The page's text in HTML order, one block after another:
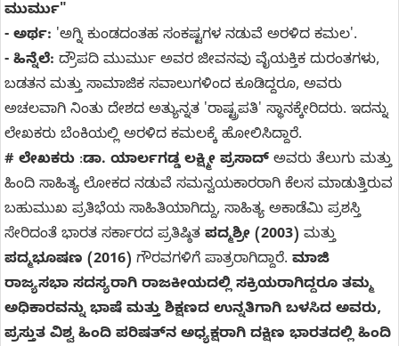
ಮುರ್ಮು"
- ಅರ್ಥ: 'ಅಗ್ನಿ ಕುಂಡದಂತಹ ಸಂಕಷ್ಟಗಳ ನಡುವೆ ಅರಳಿದ ಕಮಲ'.
- ಹಿನ್ನೆಲೆ: ದ್ರೌಪದಿ ಮುರ್ಮು ಅವರ ಜೀವನವು ವೈಯಕ್ತಿಕ ದುರಂತಗಳು,
ಬಡತನ ಮತ್ತು ಸಾಮಾಜಿಕ ಸವಾಲುಗಳಿಂದ ಕೂಡಿದ್ದರೂ, ಅವರು
ಅಚಲವಾಗಿ ನಿಂತು ದೇಶದ ಅತ್ಯುನ್ನತ 'ರಾಷ್ಟ್ರಪತಿ' ಸ್ಥಾನಕ್ಕೇರಿದರು. ಇದನ್ನು
ಲೇಖಕರು ಬೆಂಕಿಯಲ್ಲಿ ಅರಳಿದ ಕಮಲಕ್ಕೆ ಹೋಲಿಸಿದ್ದಾರೆ.
# ಲೇಖಕರು :ಡಾ. ಯಾರ್ಲಗಡ್ಡ ಲಕ್ಷ್ಮೀ ಪ್ರಸಾದ್ ಅವರು ತೆಲುಗು ಮತ್ತು
ಹಿಂದಿ ಸಾಹಿತ್ಯ ಲೋಕದ ನಡುವೆ ಸಮನ್ವಯಕಾರರಾಗಿ ಕೆಲಸ ಮಾಡುತ್ತಿರುವ
ಬಹುಮುಖ ಪ್ರತಿಭೆಯ ಸಾಹಿತಿಯಾಗಿದ್ದು, ಸಾಹಿತ್ಯ ಅಕಾಡೆಮಿ ಪ್ರಶಸ್ತಿ
ಸೇರಿದಂತೆ ಭಾರತ ಸರ್ಕಾರದ ಪ್ರತಿಷ್ಠಿತ ಪದ್ಮಶ್ರೀ (2003) ಮತ್ತು
ಪದ್ಮಭೂಷಣ (2016) ಗೌರವಗಳಿಗೆ ಪಾತ್ರರಾಗಿದ್ದಾರೆ. ಮಾಜಿ
ರಾಜ್ಯಸಭಾ ಸದಸ್ಯರಾಗಿ ರಾಜಕೀಯದಲ್ಲಿ ಸಕ್ರಿಯರಾಗಿದ್ದರೂ ತಮ್ಮ
ಅಧಿಕಾರವನ್ನು ಭಾಷೆ ಮತ್ತು ಶಿಕ್ಷಣದ ಉನ್ನತಿಗಾಗಿ ಬಳಸಿದ ಅವರು,
ಪ್ರಸ್ತುತ ವಿಶ್ವ ಹಿಂದಿ ಪರಿಷತ್‌ನ ಅಧ್ಯಕ್ಷರಾಗಿ ದಕ್ಷಿಣ ಭಾರತದಲ್ಲಿ ಹಿಂದಿ